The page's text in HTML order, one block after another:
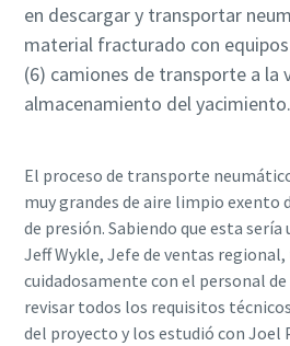
en descargar y transportar
material fracturado con
(6) camiones de transporte a la
almacenamiento del yacimiento.
El proceso de transporte
muy grandes de aire limpio exento
de presión. Sabiendo que esta
Jeff Wykle, Jefe de ventas
cuidadosamente con el personal
revisar todos los requisitos
del proyecto y los estudió con Joel